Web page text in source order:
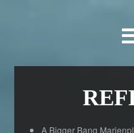
A Bigger Bang